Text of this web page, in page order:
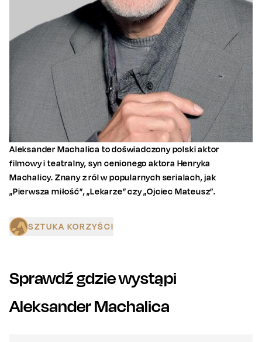
Aleksander Machalica to doświadczony polski aktor
filmowy i teatralny, syn cenionego aktora Henryka
Machalicy. Znany z ról w popularnych serialach, jak
„Pierwsza miłość”, „Lekarze” czy „Ojciec Mateusz”.
SZTUKA KORZYŚCI
Sprawdź gdzie wystąpi
Aleksander Machalica